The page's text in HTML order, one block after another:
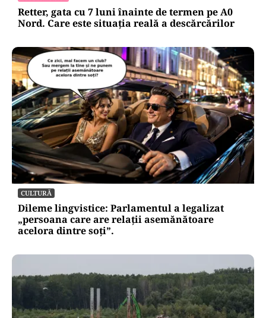
Retter, gata cu 7 luni înainte de termen pe A0
Nord. Care este situația reală a descărcărilor
CULTURĂ
Dileme lingvistice: Parlamentul a legalizat
„persoana care are relații asemănătoare
acelora dintre soți”.